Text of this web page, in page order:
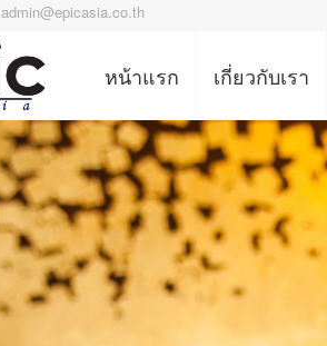
admin@epicasia.co.th
หน้าแรก เกี่ยวกับเรา